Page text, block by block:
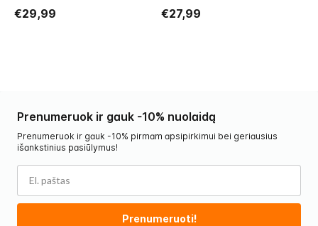
€29,99 €27,99
Prenumeruok ir gauk -10% nuolaidą
Prenumeruok ir gauk -10% pirmam apsipirkimui bei geriausius
išankstinius pasiūlymus!
Prenumeruoti!